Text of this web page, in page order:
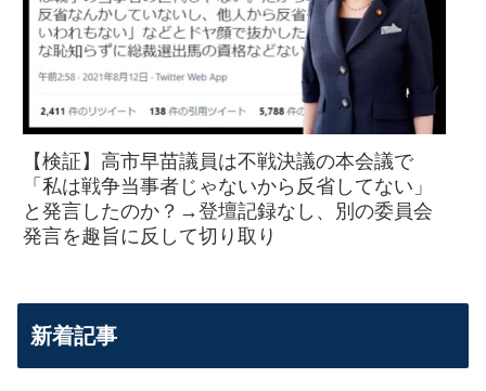
【検証】高市早苗議員は不戦決議の本会議で
「私は戦争当事者じゃないから反省してない」
と発言したのか？→登壇記録なし、別の委員会
発言を趣旨に反して切り取り
新着記事